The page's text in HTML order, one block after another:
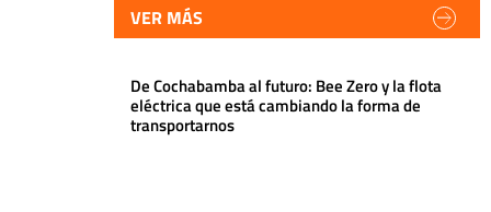
VER MÁS
De Cochabamba al futuro: Bee Zero y la flota
eléctrica que está cambiando la forma de
transportarnos